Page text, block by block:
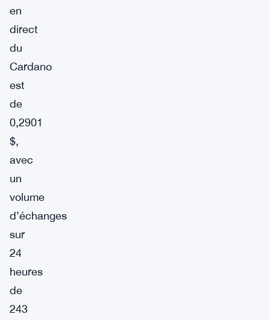
en
direct
du
Cardano
est
de
0,2901
$,
avec
un
volume
d’échanges
sur
24
heures
de
243